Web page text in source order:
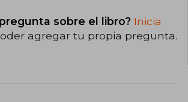
sobre el libro? Inicia
agregar tu propia pregunta.